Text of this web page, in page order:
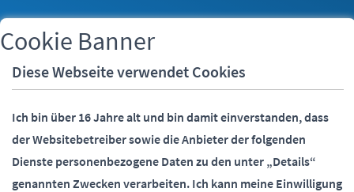
Telefon:05251 88-0
SOCIALMEDIA
Cookie Banner
Diese Webseite verwendet Cookies
Ich bin über 16 Jahre alt und bin damit einverstanden, dass
der Websitebetreiber sowie die Anbieter der folgenden
Dienste personenbezogene Daten zu den unter „Details“
genannten Zwecken verarbeiten. Ich kann meine Einwilligung